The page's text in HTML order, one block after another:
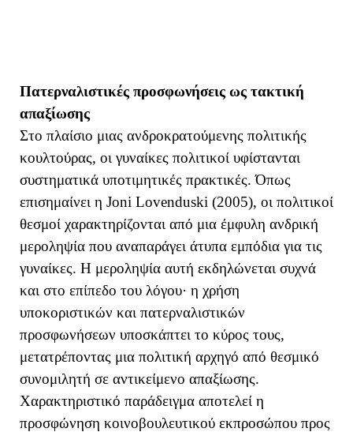
Πατερναλιστικές προσφωνήσεις ως τακτική
απαξίωσης
Στο πλαίσιο μιας ανδροκρατούμενης πολιτικής
κουλτούρας, οι γυναίκες πολιτικοί υφίστανται
συστηματικά υποτιμητικές πρακτικές. Όπως
επισημαίνει η Joni Lovenduski (2005), οι πολιτικοί
θεσμοί χαρακτηρίζονται από μια έμφυλη ανδρική
μεροληψία που αναπαράγει άτυπα εμπόδια για τις
γυναίκες. Η μεροληψία αυτή εκδηλώνεται συχνά
και στο επίπεδο του λόγου· η χρήση
υποκοριστικών και πατερναλιστικών
προσφωνήσεων υποσκάπτει το κύρος τους,
μετατρέποντας μια πολιτική αρχηγό από θεσμικό
συνομιλητή σε αντικείμενο απαξίωσης.
Χαρακτηριστικό παράδειγμα αποτελεί η
προσφώνηση κοινοβουλευτικού εκπροσώπου προς